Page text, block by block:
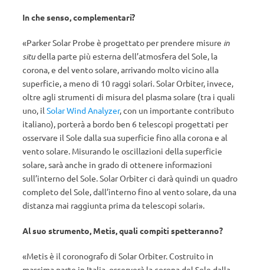
In che senso, complementari?
«Parker Solar Probe è progettato per prendere misure in
situdella parte più esterna dell’atmosfera del Sole, la
corona, e del vento solare, arrivando molto vicino alla
superficie, a meno di 10 raggi solari. Solar Orbiter, invece,
oltre agli strumenti di misura del plasma solare (tra i quali
uno, il Solar Wind Analyzer, con un importante contributo
italiano), porterà a bordo ben 6 telescopi progettati per
osservare il Sole dalla sua superficie fino alla corona e al
vento solare. Misurando le oscillazioni della superficie
solare, sarà anche in grado di ottenere informazioni
sull’interno del Sole. Solar Orbiter ci darà quindi un quadro
completo del Sole, dall’interno fino al vento solare, da una
distanza mai raggiunta prima da telescopi solari».
Al suo strumento, Metis, quali compiti spetteranno?
«Metis è il coronografo di Solar Orbiter. Costruito in